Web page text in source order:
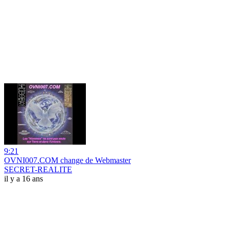
9:21
OVNI007.COM change de Webmaster
SECRET-REALITE
il y a 16 ans